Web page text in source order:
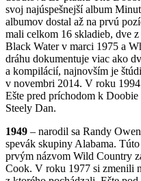
svoj najúspešnejší album
albumov dostal až na prvú
mali celkom 16 skladieb, dve
Black Water v marci 1975 a
dráhu dokumentuje viac ako
a kompilácií, najnovším je
v novembri 2014. V roku
Ešte pred príchodom k
Steely Dan.
1949 – narodil sa Randy
spevák skupiny Alabama.
prvým názvom Wild Country
Cook. V roku 1977 si zmenili